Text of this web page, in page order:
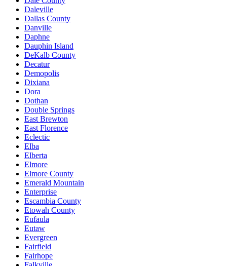
Daleville
Dallas County
Danville
Daphne
Dauphin Island
DeKalb County
Decatur
Demopolis
Dixiana
Dora
Dothan
Double Springs
East Brewton
East Florence
Eclectic
Elba
Elberta
Elmore
Elmore County
Emerald Mountain
Enterprise
Escambia County
Etowah County
Eufaula
Eutaw
Evergreen
Fairfield
Fairhope